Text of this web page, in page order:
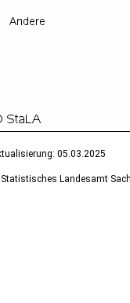
05.03.2025
Landesamt